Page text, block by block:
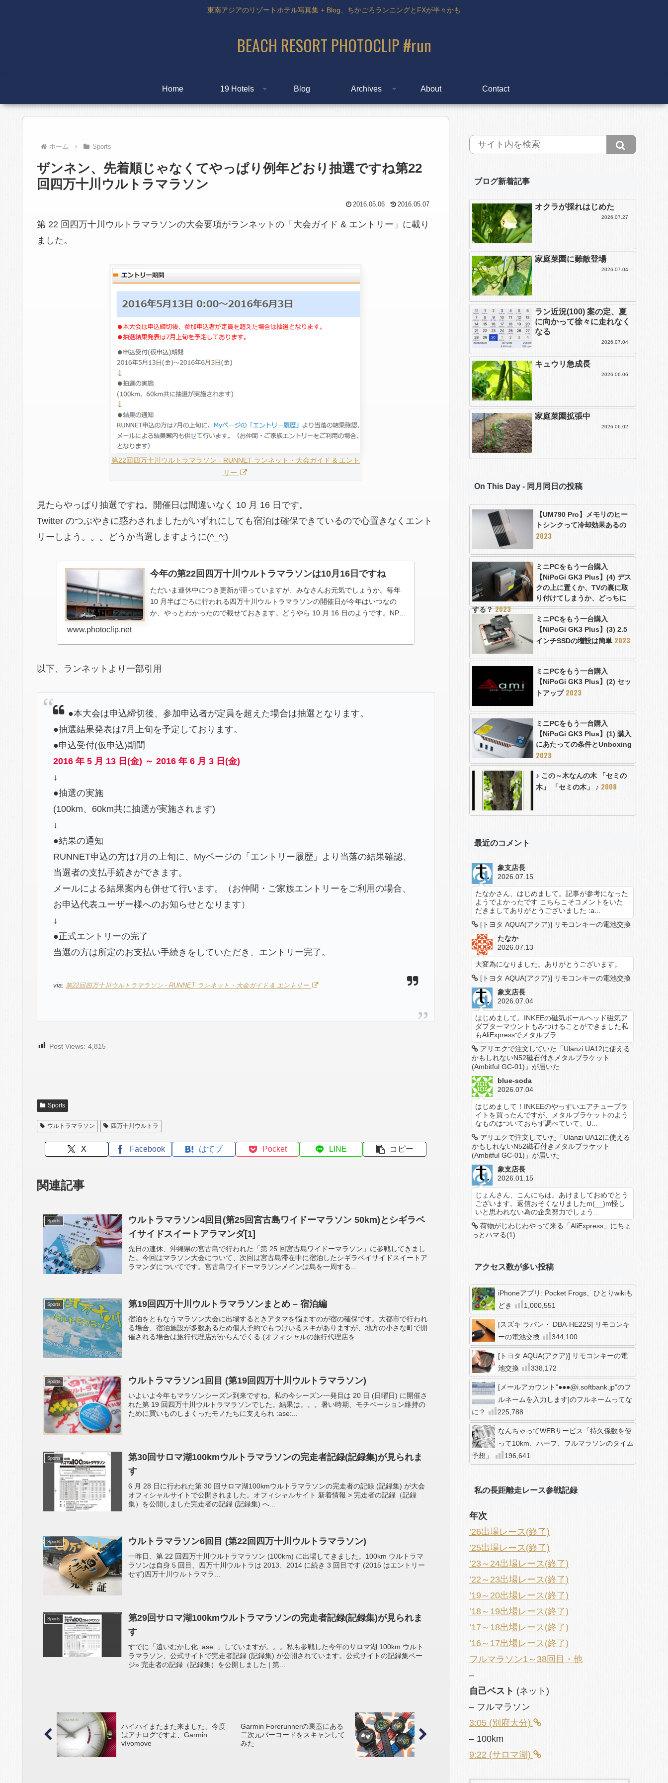
東南アジアのリゾートホテル写真集 + Blog、ちかごろランニングとFXが半々かも
BEACH RESORT PHOTOCLIP #run
Home 19 Hotels Blog Archives About Contact
ホーム Sports
ザンネン、先着順じゃなくてやっぱり例年どおり抽選ですね第22
回四万十川ウルトラマラソン
2016.05.06 2016.05.07
第 22 回四万十川ウルトラマラソンの大会要項がランネットの「大会ガイド & エントリー」に載り
ました。
第22回四万十川ウルトラマラソン - RUNNET ランネット・大会ガイド & エント
リー
見たらやっぱり抽選ですね。開催日は間違いなく 10 月 16 日です。
Twitter のつぶやきに惑わされましたがいずれにしても宿泊は確保できているので心置きなくエント
リーしよう。。。どうか当選しますように(^_^;)
今年の第22回四万十川ウルトラマラソンは10月16日ですね
ただいま連休中につき更新が滞っていますが、みなさんお元気でしょうか。毎年
10 月半ばごろに行われる四万十川ウルトラマラソンの開催日が今年はいつなの
か、やっとわかったので載せておきます。どうやら 10 月 16 日のようです。NPO
www.photoclip.net
以下、ランネットより一部引用
●本大会は申込締切後、参加申込者が定員を超えた場合は抽選となります。
●抽選結果発表は7月上旬を予定しております。
●申込受付(仮申込)期間
2016 年 5 月 13 日(金) ～ 2016 年 6 月 3 日(金)
↓
●抽選の実施
(100km、60km共に抽選が実施されます)
↓
●結果の通知
RUNNET申込の方は7月の上旬に、Myページの「エントリー履歴」より当落の結果確認、
当選者の支払手続きができます。
メールによる結果案内も併せて行います。（お仲間・ご家族エントリーをご利用の場合、
お申込代表ユーザー様へのお知らせとなります）
↓
●正式エントリーの完了
当選の方は所定のお支払い手続きをしていただき、エントリー完了。
via: 第22回四万十川ウルトラマラソン - RUNNET ランネット・大会ガイド & エントリー
Post Views: 4,815
Sports
ウルトラマラソン 四万十川ウルトラ
X Facebook はてブ Pocket LINE コピー
関連記事
Sports
ウルトラマラソン4回目(第25回宮古島ワイドーマラソン 50km)とシギラベ
イサイドスイートアラマンダ[1]
先日の連休、沖縄県の宮古島で行われた「第 25 回宮古島ワイドーマラソン」に参戦してきまし
た。今回はマラソン大会について、次回は宮古島滞在中に宿泊したシギラベイサイドスイートア
ラマンダについてです。宮古島ワイドーマラソンメインは島を一周する...
Sports 第19回四万十川ウルトラマラソンまとめ – 宿泊編
宿泊をともなうマラソン大会に出場するときアタマを悩ますのが宿の確保です。大都市で行われ
る場合、宿泊施設が多数あるため個人予約でもつけいるスキがありますが、地方の小さな町で開
催される場合は旅行代理店がからんでくる (オフィシャルの旅行代理店を...
Sports ウルトラマラソン1回目 (第19回四万十川ウルトラマラソン)
いよいよ今年もマラソンシーズン到来ですね。私の今シーズン一発目は 20 日 (日曜日) に開催さ
れた第 19 回四万十川ウルトラマラソンでした。結果は。。。暑い時期、モチベーション維持の
ために買いものしまくったモノたちに支えられ :ase:...
Sports
第30回サロマ湖100kmウルトラマラソンの完走者記録(記録集)が見られま
す
6 月 28 日に行われた第 30 回サロマ湖100kmウルトラマラソンの完走者の記録 (記録集) が大会
オフィシャルサイトで公開されました。オフィシャルサイト 新着情報 > 完走者の記録（記録
集）を公開しました完走者の記録 (記録集) へ...
Sports ウルトラマラソン6回目 (第22回四万十川ウルトラマラソン)
一昨日、第 22 回四万十川ウルトラマラソン (100km) に出場してきました。100km ウルトラマ
ラソンは自身 5 回目、四万十川ウルトラは 2013、2014 に続き 3 回目です (2015 はエントリー
せず)四万十川ウルトラマラ...
Sports
第29回サロマ湖100kmウルトラマラソンの完走者記録(記録集)が見られま
す
すでに「遠いむかし化 :ase: 」していますが。。。私も参戦した今年のサロマ湖 100km ウルト
ラマラソン、公式サイトで完走者記録 (記録集) が公開されています。公式サイトの記録集ペー
ジ» 完走者の記録（記録集）を公開しました | 第...
ハイハイまたまた来ました、今度
はアナログですよ、Garmin
vívomove
Garmin Forerunnerの裏蓋にある
二次元バーコードをスキャンして
みた
ブログ新着記事
オクラが採れはじめた
2026.07.27
家庭菜園に難敵登場
2026.07.04
ラン近況(100) 案の定、夏
に向かって徐々に走れなく
なる
2026.07.04
キュウリ急成長
2026.06.06
家庭菜園拡張中
2026.06.02
On This Day - 同月同日の投稿
【UM790 Pro】メモリのヒー
トシンクって冷却効果あるの
2023
ミニPCをもう一台購入
【NiPoGi GK3 Plus】(4) デス
クの上に置くか、TVの裏に取
り付けてしまうか、どっちに
する？2023
ミニPCをもう一台購入
【NiPoGi GK3 Plus】(3) 2.5
インチSSDの増設は簡単 2023
ミニPCをもう一台購入
【NiPoGi GK3 Plus】(2) セッ
トアップ 2023
ミニPCをもう一台購入
【NiPoGi GK3 Plus】(1) 購入
にあたっての条件とUnboxing
2023
♪ この～木なんの木 「セミの
木」 「セミの木」 ♪ 2008
最近のコメント
象支店長
2026.07.15
たなかさん、はじめまして。記事が参考になった
ようでよかったです こちらこそコメントをいた
だきましてありがとうございました :a...
[トヨタ AQUA(アクア)] リモコンキーの電池交換
たなか
2026.07.13
大変為になりました。ありがとうございます。
[トヨタ AQUA(アクア)] リモコンキーの電池交換
象支店長
2026.07.04
はじめまして。INKEEの磁気ボールヘッド磁気ア
ダプターマウントもみつけることができました私
もAliExpressでメタルブラ...
アリエクで注文していた「Ulanzi UA12に使える
かもしれないN52磁石付きメタルブラケット
(Ambitful GC-01)」が届いた
blue-soda
2026.07.04
はじめまして！INKEEのやっすいエアチューブラ
イトを買ったんですが、メタルブラケットのよう
なものはついておらず調べていて、U...
アリエクで注文していた「Ulanzi UA12に使える
かもしれないN52磁石付きメタルブラケット
(Ambitful GC-01)」が届いた
象支店長
2026.01.15
じょんさん、こんにちは。あけましておめでとう
ございます。返信おそくなりましたm(__)m怪し
いと思われない為の企業努力でしょう...
荷物がじわじわやって来る「AliExpress」にちょ
っとハマる(1)
アクセス数が多い投稿
iPhoneアプリ: Pocket Frogs、ひとりwikiも
どき
1,000,551
[スズキ ラパン・ DBA-HE22S] リモコンキ
ーの電池交換
344,100
[トヨタ AQUA(アクア)] リモコンキーの電
池交換
338,172
[メールアカウント”●●●@i.softbank.jp”のフ
ルネームを入力します]のフルネームってな
に？
225,788
なんちゃってWEBサービス「持久係数を使
って10km、ハーフ、フルマラソンのタイム
予想」
196,641
私の長距離走レース参戦記録
年次
’26出場レース(終了)
’25出場レース(終了)
’23～24出場レース(終了)
’22～23出場レース(終了)
’19～20出場レース(終了)
’18～19出場レース(終了)
’17～18出場レース(終了)
’16～17出場レース(終了)
フルマラソン1～38回目・他
–
自己ベスト (ネット)
– フルマラソン
3:05 (別府大分)
– 100km
9:22 (サロマ湖)